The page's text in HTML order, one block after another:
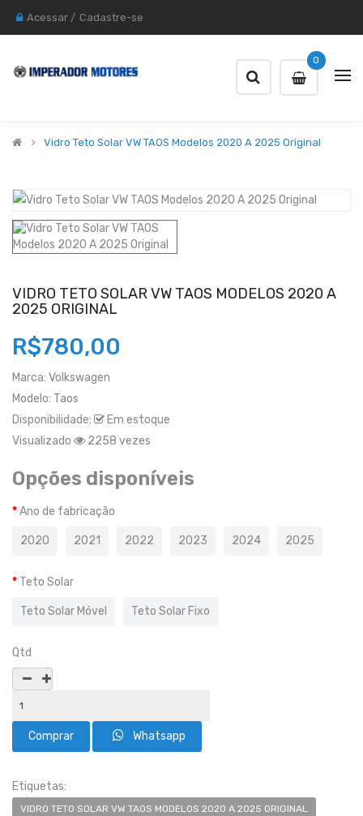
Acessar / Cadastre-se
0
Vidro Teto Solar VW TAOS Modelos 2020 A 2025 Original
VIDRO TETO SOLAR VW TAOS MODELOS 2020 A
2025 ORIGINAL
R$780,00
Marca: Volkswagen
Modelo: Taos
Disponibilidade:
Em estoque
Visualizado
2258 vezes
Opções disponíveis
Ano de fabricação
2020 2021 2022 2023 2024 2025
Teto Solar
Teto Solar Móvel Teto Solar Fixo
Qtd
Whatsapp
Etiquetas:
VIDRO TETO SOLAR VW TAOS MODELOS 2020 A 2025 ORIGINAL